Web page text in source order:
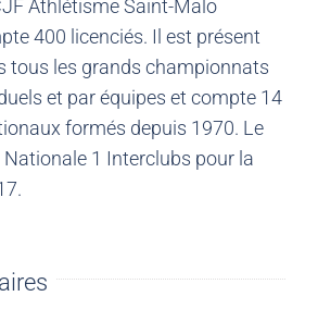
Athlétisme Saint-Malo
400 licenciés. Il est présent
tous les grands championnats
et par équipes et compte 14
formés depuis 1970. Le
1 Interclubs pour la